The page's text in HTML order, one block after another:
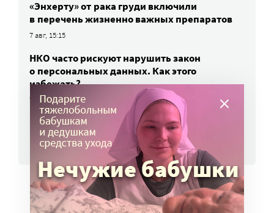
«Энхерту» от рака груди включили
в перечень жизненно важных препаратов
7 авг, 15:15
НКО часто рискуют нарушить закон
о персональных данных. Как этого
избежать?
7 авг, 13:13
ВСЕ НОВОСТИ